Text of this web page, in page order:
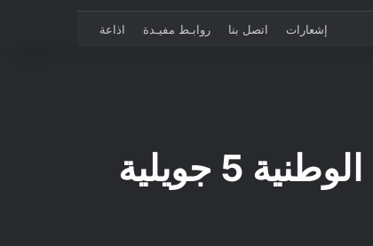
إشعارات اتصل بنا روابـط مفيـدة اذاعة
5 جويلية